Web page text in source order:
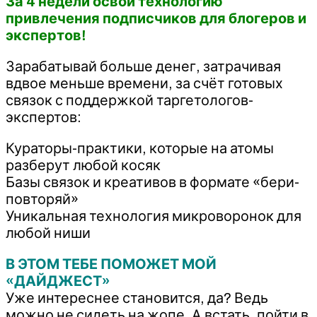
привлечения подписчиков для блогеров и
экспертов!
Зарабатывай больше денег, затрачивая
вдвое меньше времени, за счёт готовых
связок с поддержкой таргетологов-
экспертов:
Кураторы-практики, которые на атомы
разберут любой косяк
Базы связок и креативов в формате «бери-
повторяй»
Уникальная технология микроворонок для
любой ниши
В ЭТОМ ТЕБЕ ПОМОЖЕТ МОЙ
«ДАЙДЖЕСТ»
Уже интереснее становится, да? Ведь